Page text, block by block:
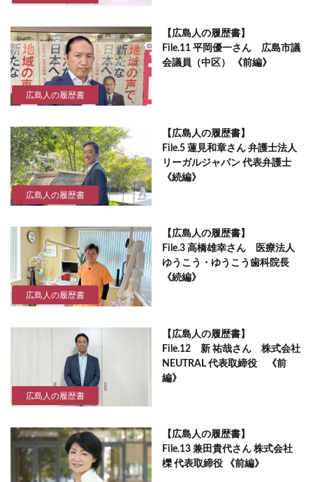
広島人の履歴書
【広島人の履歴書】
File.11 平岡優一さん 広島市議
会議員（中区） 《前編》
広島人の履歴書
【広島人の履歴書】
File.5 蓮見和章さん 弁護士法人
リーガルジャパン 代表弁護士
《続編》
広島人の履歴書
【広島人の履歴書】
File.3 高橋雄幸さん 医療法人
ゆうこう・ゆうこう歯科院長
《続編》
広島人の履歴書
【広島人の履歴書】
File.12 新 祐哉さん 株式会社
NEUTRAL 代表取締役 《前
編》
【広島人の履歴書】
File.13 兼田貴代さん 株式会社
櫟 代表取締役 《前編》